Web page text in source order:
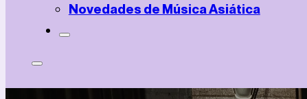
Novedades de Música Asiática